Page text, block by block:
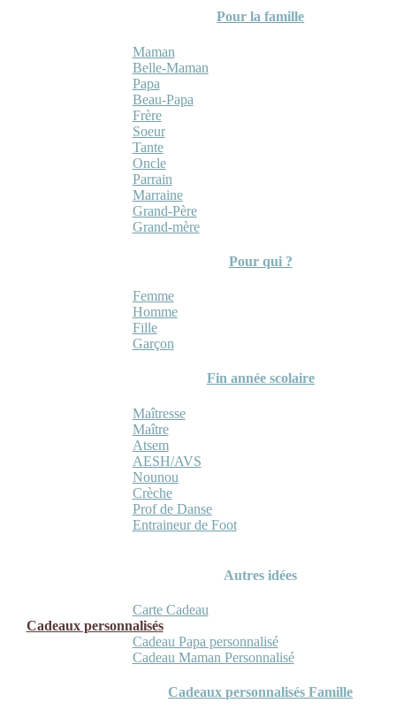
Pour la famille
Maman
Belle-Maman
Papa
Beau-Papa
Frère
Soeur
Tante
Oncle
Parrain
Marraine
Grand-Père
Grand-mère
Pour qui ?
Femme
Homme
Fille
Garçon
Fin année scolaire
Maîtresse
Maître
Atsem
AESH/AVS
Nounou
Crèche
Prof de Danse
Entraineur de Foot
Autres idées
Carte Cadeau
Cadeaux personnalisés
Cadeau Papa personnalisé
Cadeau Maman Personnalisé
Cadeaux personnalisés Famille